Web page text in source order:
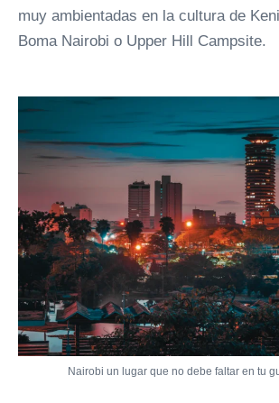
muy ambientadas en la cultura de
Boma Nairobi o Upper Hill Campsite.
Nairobi un lugar que no debe faltar en tu